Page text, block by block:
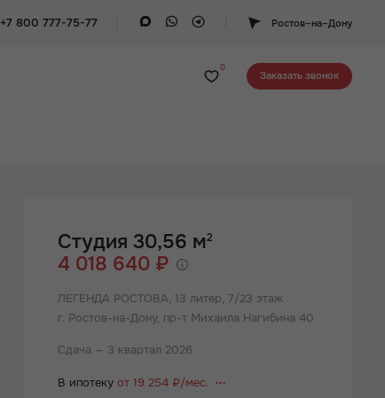
+7 800 777-75-77 Ростов–на–Дону
0
Заказать звонок
Студия 30,56 м2
4 018 640 ₽
ЛЕГЕНДА РОСТОВА, 13 литер, 7/23 этаж
г. Ростов-на-Дону, пр-т Михаила Нагибина 40
Сдача — 3 квартал 2026
В ипотекуот 19 254 ₽/мес.